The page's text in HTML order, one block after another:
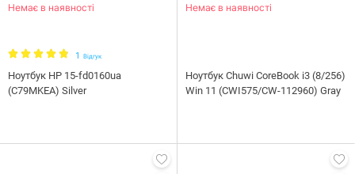
Немає в наявності
1 Відгук
Ноутбук HP 15-fd0160ua
(C79MKEA) Silver
Немає в наявності
Ноутбук Chuwi CoreBook i3 (8/256)
Win 11 (CWI575/CW-112960) Gray